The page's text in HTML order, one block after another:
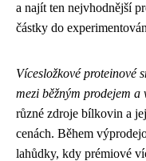
a najít ten nejvhodnější
částky do
Vícesložkové proteinové
mezi běžným prodejem a
různé zdroje bílkovin a
cenách. Během
lahůdky, kdy prémiové